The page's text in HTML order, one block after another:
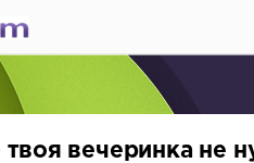
вечеринка не